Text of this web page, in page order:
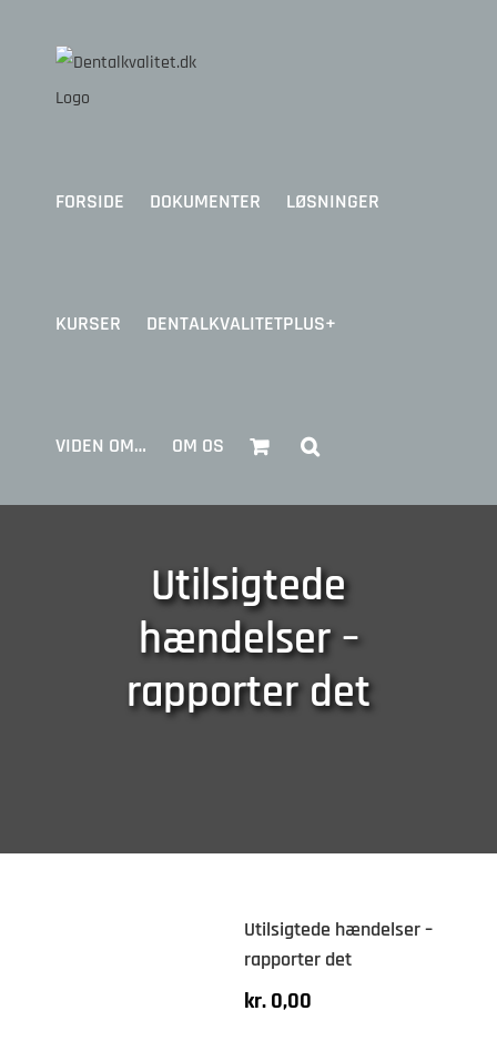
FORSIDE DOKUMENTER LØSNINGER
KURSER DENTALKVALITETPLUS+
VIDEN OM… OM OS
Utilsigtede
hændelser –
rapporter det
Utilsigtede hændelser –
rapporter det
kr.0,00